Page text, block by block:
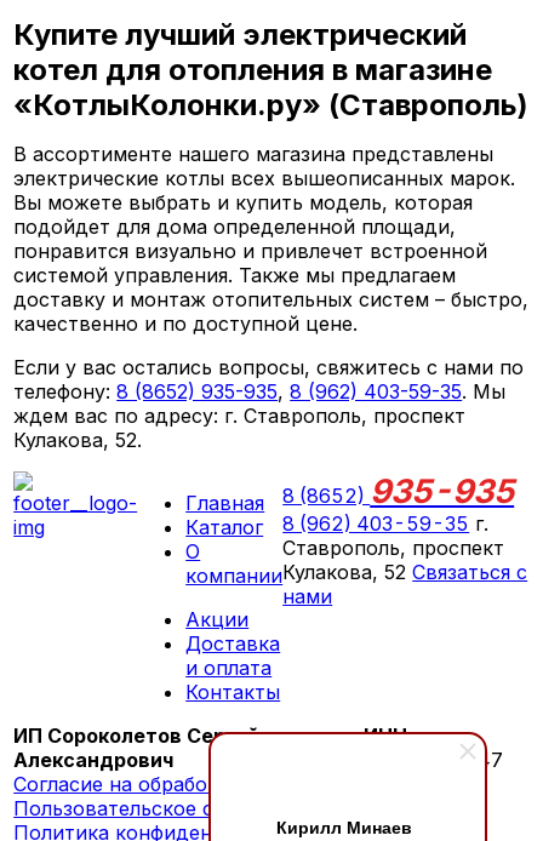
Кирилл Минаев
Купите лучший электрический
котел для отопления в магазине
«КотлыКолонки.ру» (Ставрополь)
В ассортименте нашего магазина представлены
электрические котлы всех вышеописанных марок.
Вы можете выбрать и купить модель, которая
подойдет для дома определенной площади,
понравится визуально и привлечет встроенной
системой управления. Также мы предлагаем
доставку и монтаж отопительных систем – быстро,
качественно и по доступной цене.
Если у вас остались вопросы, свяжитесь с нами по
телефону:8 (8652) 935-935,8 (962) 403-59-35. Мы
ждем вас по адресу: г. Ставрополь, проспект
Кулакова, 52.
Главная
Каталог
О
компании
Акции
Доставка
и оплата
Контакты
8 (8652) 935-935
8 (962) 403-59-35 г.
Ставрополь, проспект
Кулакова, 52Связаться с
нами
ИП Сороколетов Сергей
Александрович
ИНН:
260603276147
Согласие на обработку персональных данных
Пользовательское соглашение
Политика конфиденциальности